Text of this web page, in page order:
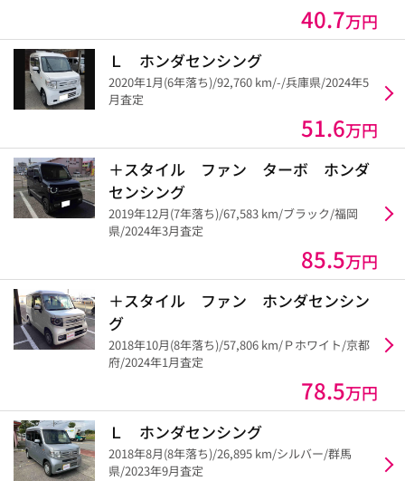
40.7万円
Ｌ ホンダセンシング
2020年1月(6年落ち)/92,760 km/-/兵庫県/2024年5
月査定
51.6万円
＋スタイル ファン ターボ ホンダ
センシング
2019年12月(7年落ち)/67,583 km/ブラック/福岡
県/2024年3月査定
85.5万円
＋スタイル ファン ホンダセンシン
グ
2018年10月(8年落ち)/57,806 km/Ｐホワイト/京都
府/2024年1月査定
78.5万円
Ｌ ホンダセンシング
2018年8月(8年落ち)/26,895 km/シルバー/群馬
県/2023年9月査定